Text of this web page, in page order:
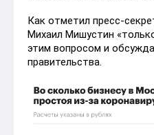
Как отметил пресс-
Михаил Мишустин
этим вопросом и
правительства.